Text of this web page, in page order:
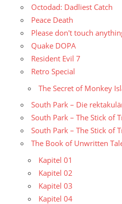
Octodad: Dadliest Catch
Peace Death
Please don't touch
Quake DOPA
Resident Evil 7
Retro Special
The Secret of Monkey
South Park – Die
South Park – The Stick of
South Park – The Stick of
The Book of Unwritten
Kapitel 01
Kapitel 02
Kapitel 03
Kapitel 04